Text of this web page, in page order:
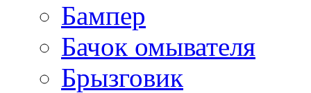
Бампер
Бачок омывателя
Брызговик